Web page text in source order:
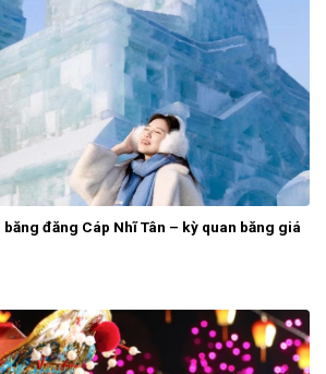
đăng Cáp Nhĩ Tân – kỳ quan băng giá